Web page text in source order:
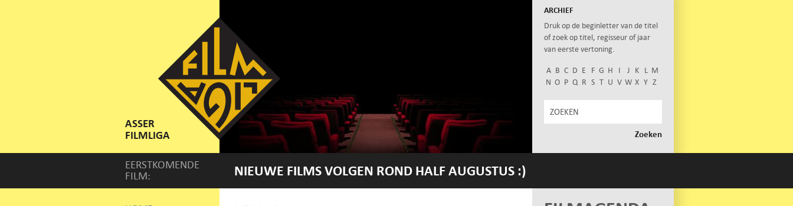
ASSER
FILMLIGA
ARCHIEF
Druk op de beginletter van de titel
of zoek op titel, regisseur of jaar
van eerste vertoning.
A B C D E F G H I J K L M
N O P Q R S T U V W X Y Z
EERSTKOMENDE
FILM:
NIEUWE FILMS VOLGEN ROND HALF AUGUSTUS :)